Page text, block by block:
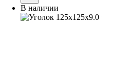
В наличии